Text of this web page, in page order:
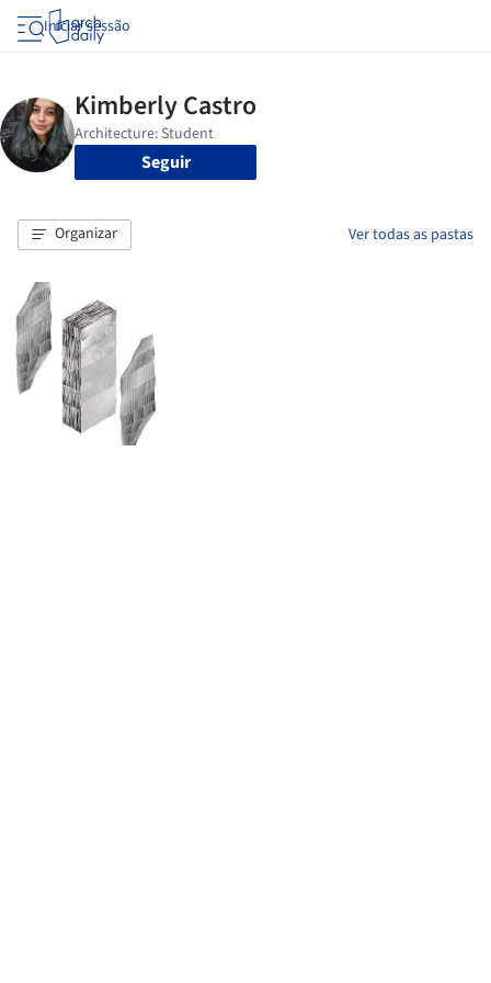
Iniciar sessão
Seguir
Organizar Ver todas as pastas